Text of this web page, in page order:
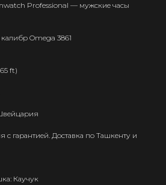
Professional — мужские часы
Omega 3861
ft)
гарантией. Доставка по Ташкенту и
Каучук